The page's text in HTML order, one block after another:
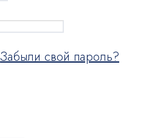
Забыли свой пароль?